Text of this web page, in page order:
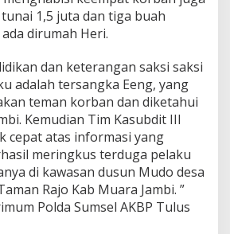
1,5 juta dan tiga buah
dirumah Heri.
dan keterangan saksi saksi
adalah tersangka Eeng, yang
teman korban dan diketahui
Kemudian Tim Kasubdit III
cepat atas informasi yang
meringkus terduga pelaku
di kawasan dusun Mudo desa
Rajo Kab Muara Jambi. ”
Polda Sumsel AKBP Tulus